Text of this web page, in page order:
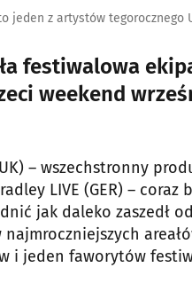
jeden z artystów tegorocznego
festiwalowa
weekend
– wszechstronny
LIVE (GER) –
jak daleko zaszedł
i jeden faworytów